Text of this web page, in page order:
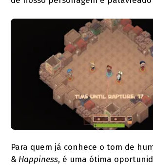
Para quem já conhece o tom de
& Happiness, é uma ótima